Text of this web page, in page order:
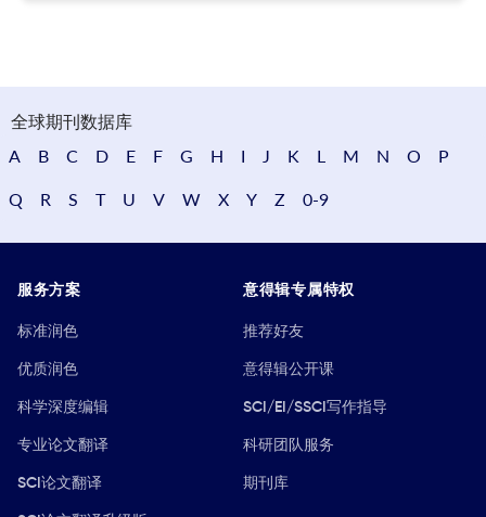
全球期刊数据库
A
B C D E F G H I J K L M N O P
Q R S T U V W X Y Z 0-9